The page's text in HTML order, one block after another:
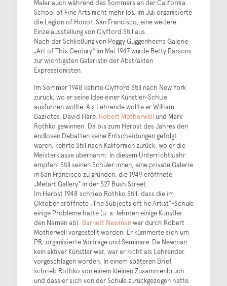
Maler auch während des Sommers an der California
School of Fine Arts nicht mehr los. Im Juli organisierte
die Legion of Honor, San Francisco, eine weitere
Einzelausstellung von Clyfford Still aus.
Nach der Schließung von Peggy Guggenheims Galerie
„Art of This Century“ im Mai 1947 wurde Betty Parsons
zur wichtigsten Galeristin der Abstrakten
Expressionisten.
Im Sommer 1948 kehrte Clyfford Still nach New York
zurück, wo er seine Idee einer Künstler-Schule
ausführen wollte. Als Lehrende wollte er William
Baziotes, David Hare, Robert Motherwell und Mark
Rothko gewinnen. Da bis zum Herbst des Jahres den
endlosen Debatten keine Entscheidungen gefolgt
waren, kehrte Still nach Kalifornien zurück, wo er die
Meisterklasse übernahm. In diesem Unterrichtsjahr
empfahl Still seinen Schüler:innen, eine private Galerie
in San Francisco zu gründen, die 1949 eröffnete
„Metart Gallery“ in der 527 Bush Street.
Im Herbst 1948 schrieb Rothko Still, dass die im
Oktober eröffnete „The Subjects oft he Artist“-Schule
einige Probleme hatte (u. a. lehnten einige Künstler
den Namen ab). Barnett Newmanwar durch Robert
Motherwell vorgestellt worden. Er kümmerte sich um
PR, organisierte Vorträge und Seminare. Da Newman
kein aktiver Künstler war, war er nicht als Lehrender
vorgeschlagen worden. In einem späteren Brief
schrieb Rothko von einem kleinen Zusammenbruch
und dass er sich von der Schule zurückgezogen hatte.